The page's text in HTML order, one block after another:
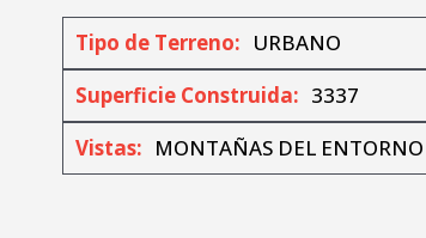
Tipo de Terreno: URBANO
Superficie Construida: 3337
Vistas: MONTAÑAS DEL ENTORNO